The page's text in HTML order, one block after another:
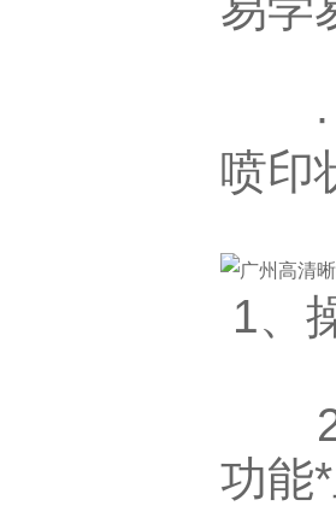
·
喷印
1、
2
功能